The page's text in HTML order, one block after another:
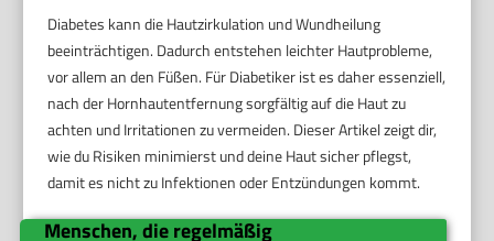
Diabetes kann die Hautzirkulation und Wundheilung
beeinträchtigen. Dadurch entstehen leichter Hautprobleme,
vor allem an den Füßen. Für Diabetiker ist es daher essenziell,
nach der Hornhautentfernung sorgfältig auf die Haut zu
achten und Irritationen zu vermeiden. Dieser Artikel zeigt dir,
wie du Risiken minimierst und deine Haut sicher pflegst,
damit es nicht zu Infektionen oder Entzündungen kommt.
Menschen, die regelmäßig